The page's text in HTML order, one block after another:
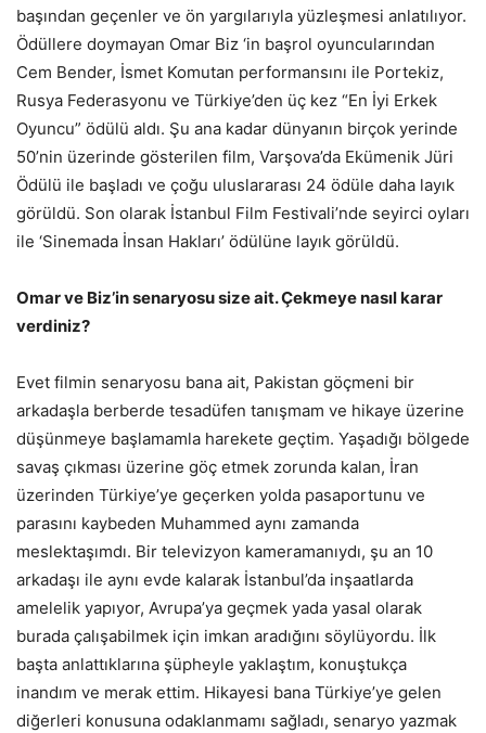
başından geçenler ve ön yargılarıyla yüzleşmesi anlatılıyor.
Ödüllere doymayan Omar Biz ‘in başrol oyuncularından
Cem Bender, İsmet Komutan performansını ile Portekiz,
Rusya Federasyonu ve Türkiye’den üç kez “En İyi Erkek
Oyuncu” ödülü aldı. Şu ana kadar dünyanın birçok yerinde
50’nin üzerinde gösterilen film, Varşova’da Ekümenik Jüri
Ödülü ile başladı ve çoğu uluslararası 24 ödüle daha layık
görüldü. Son olarak İstanbul Film Festivali’nde seyirci oyları
ile ‘Sinemada İnsan Hakları’ ödülüne layık görüldü.
Omar ve Biz’in senaryosu size ait. Çekmeye nasıl karar
verdiniz?
Evet filmin senaryosu bana ait, Pakistan göçmeni bir
arkadaşla berberde tesadüfen tanışmam ve hikaye üzerine
düşünmeye başlamamla harekete geçtim. Yaşadığı bölgede
savaş çıkması üzerine göç etmek zorunda kalan, İran
üzerinden Türkiye’ye geçerken yolda pasaportunu ve
parasını kaybeden Muhammed aynı zamanda
meslektaşımdı. Bir televizyon kameramanıydı, şu an 10
arkadaşı ile aynı evde kalarak İstanbul’da inşaatlarda
amelelik yapıyor, Avrupa’ya geçmek yada yasal olarak
burada çalışabilmek için imkan aradığını söylüyordu. İlk
başta anlattıklarına şüpheyle yaklaştım, konuştukça
inandım ve merak ettim. Hikayesi bana Türkiye’ye gelen
diğerleri konusuna odaklanmamı sağladı, senaryo yazmak